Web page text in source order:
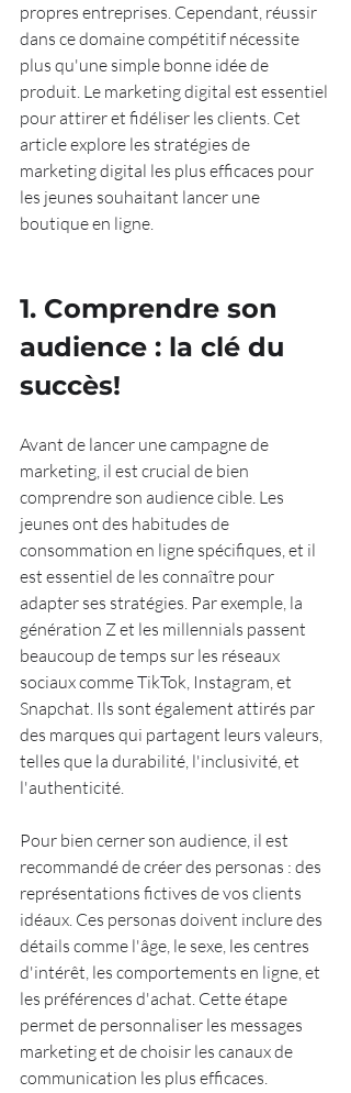
propres entreprises. Cependant, réussir
dans ce domaine compétitif nécessite
plus qu'une simple bonne idée de
produit. Le marketing digital est essentiel
pour attirer et fidéliser les clients. Cet
article explore les stratégies de
marketing digital les plus efficaces pour
les jeunes souhaitant lancer une
boutique en ligne.
1. Comprendre son
audience : la clé du
succès!
Avant de lancer une campagne de
marketing, il est crucial de bien
comprendre son audience cible. Les
jeunes ont des habitudes de
consommation en ligne spécifiques, et il
est essentiel de les connaître pour
adapter ses stratégies. Par exemple, la
génération Z et les millennials passent
beaucoup de temps sur les réseaux
sociaux comme TikTok, Instagram, et
Snapchat. Ils sont également attirés par
des marques qui partagent leurs valeurs,
telles que la durabilité, l'inclusivité, et
l'authenticité.
Pour bien cerner son audience, il est
recommandé de créer des personas : des
représentations fictives de vos clients
idéaux. Ces personas doivent inclure des
détails comme l'âge, le sexe, les centres
d'intérêt, les comportements en ligne, et
les préférences d'achat. Cette étape
permet de personnaliser les messages
marketing et de choisir les canaux de
communication les plus efficaces.